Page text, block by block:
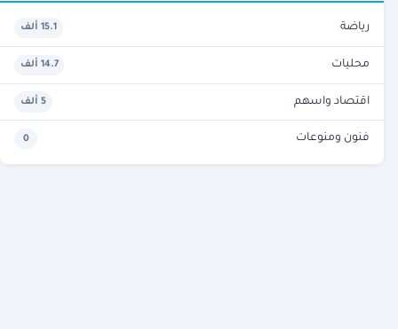
رياضة 15.1 ألف
محليات 14.7 ألف
اقتصاد واسهم 5 ألف
فنون ومنوعات 0